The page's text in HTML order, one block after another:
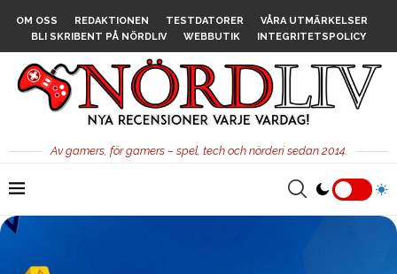
OM OSS REDAKTIONEN TESTDATORER
VÅRA UTMÄRKELSER
BLI SKRIBENT PÅ NÖRDLIV
WEBBUTIK INTEGRITETSPOLICY
Av gamers, för gamers – spel, tech och nörderi sedan 2014.